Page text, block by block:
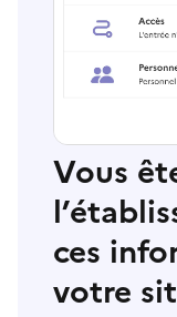
Vous
ces
votre